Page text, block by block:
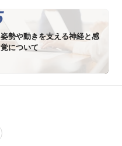
姿勢や動きを支える神経と感
覚について